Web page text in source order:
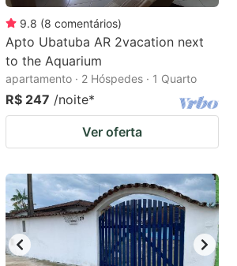
9.8 (8 comentários)
Apto Ubatuba AR 2vacation next
to the Aquarium
apartamento · 2 Hóspedes · 1 Quarto
R$ 247 /noite*
Ver oferta